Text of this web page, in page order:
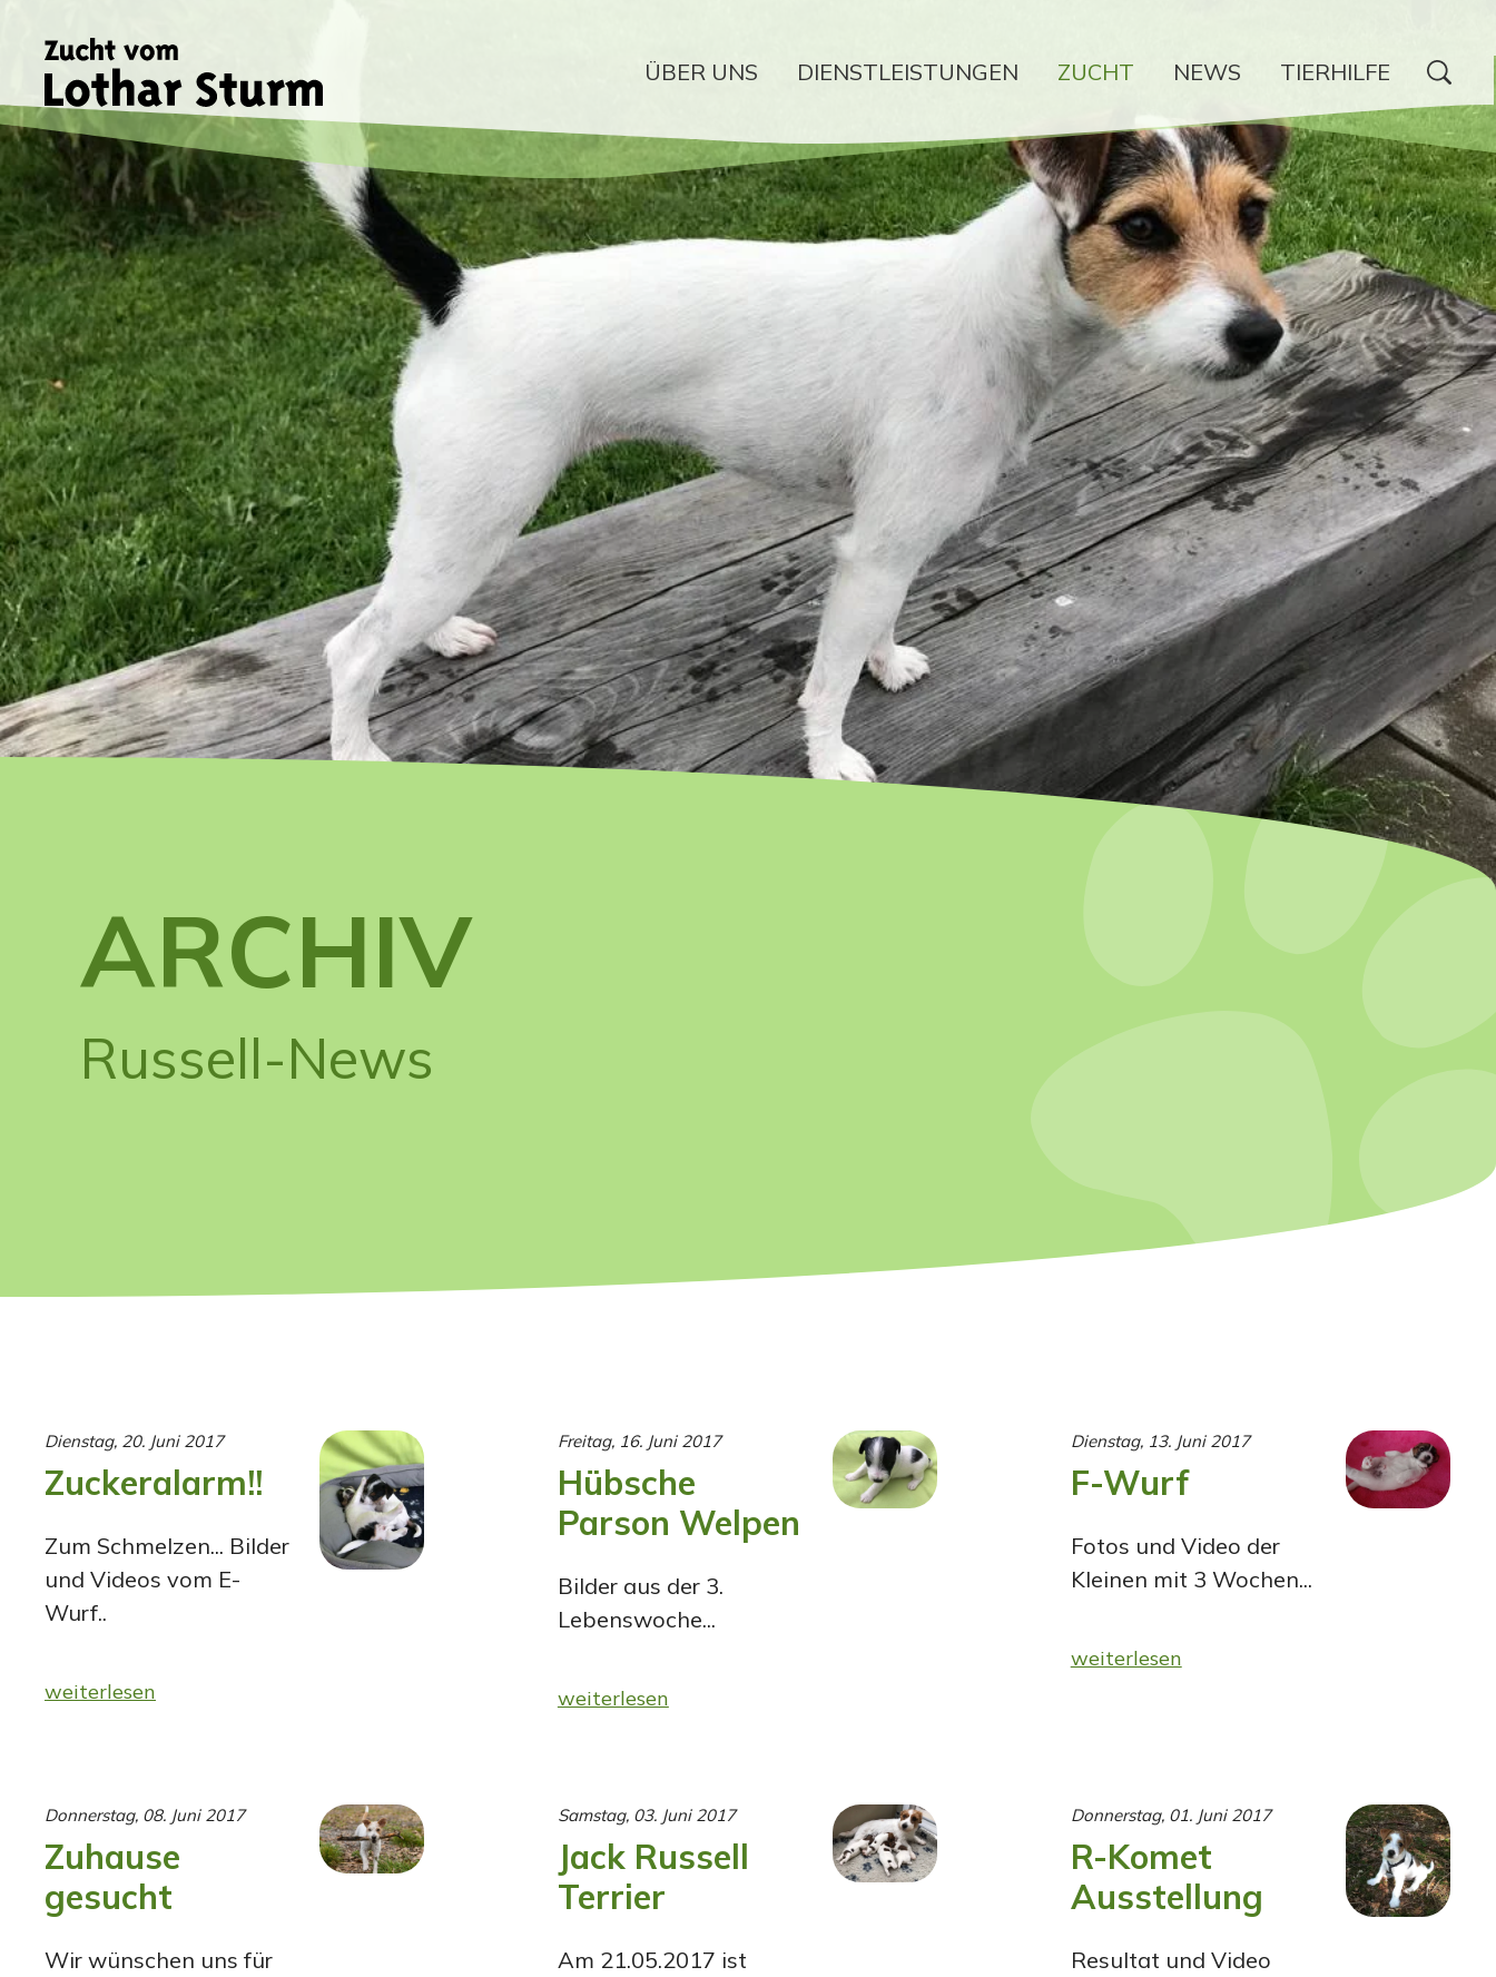
ÜBER UNS DIENSTLEISTUNGEN ZUCHT NEWS TIERHILFE
ARCHIV
Russell-News
Dienstag, 20. Juni 2017
Zuckeralarm!!
Zum Schmelzen... Bilder
und Videos vom E-
Wurf..
weiterlesen
Freitag, 16. Juni 2017
Hübsche
Parson Welpen
Bilder aus der 3.
Lebenswoche...
weiterlesen
Dienstag, 13. Juni 2017
F-Wurf
Fotos und Video der
Kleinen mit 3 Wochen...
weiterlesen
Donnerstag, 08. Juni 2017
Zuhause
gesucht
Wir wünschen uns für
Samstag, 03. Juni 2017
Jack Russell
Terrier
Am 21.05.2017 ist
Donnerstag, 01. Juni 2017
R-Komet
Ausstellung
Resultat und Video